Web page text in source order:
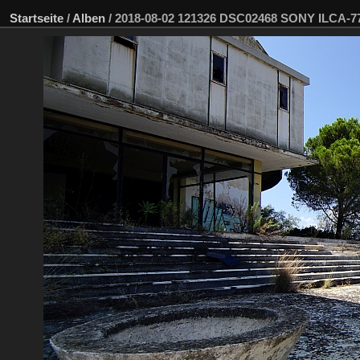
Startseite / Alben / 2018-08-02 121326 DSC02468 SONY ILCA-